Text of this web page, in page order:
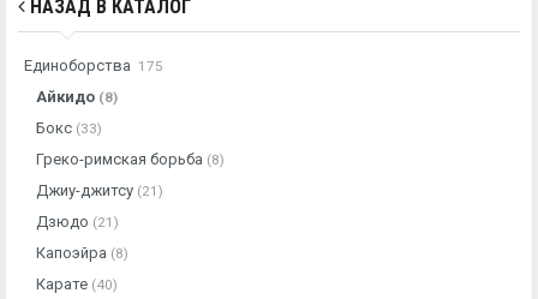
НАЗАД В КАТАЛОГ
Единоборства 175
Айкидо (8)
Бокс (33)
Греко-римская борьба (8)
Джиу-джитсу (21)
Дзюдо (21)
Капоэйра (8)
Карате (40)